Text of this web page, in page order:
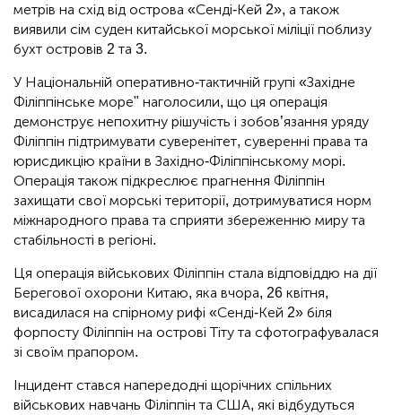
метрів на схід від острова «Сенді-Кей 2», а також
виявили сім суден китайської морської міліції поблизу
бухт островів 2 та 3.
У Національній оперативно-тактичній групі «Західне
Філіппінське море" наголосили, що ця операція
демонструє непохитну рішучість і зобов’язання уряду
Філіппін підтримувати суверенітет, суверенні права та
юрисдикцію країни в Західно-Філіппінському морі.
Операція також підкреслює прагнення Філіппін
захищати свої морські території, дотримуватися норм
міжнародного права та сприяти збереженню миру та
стабільності в регіоні.
Ця операція військових Філіппін стала відповіддю на дії
Берегової охорони Китаю, яка вчора, 26 квітня,
висадилася на спірному рифі «Сенді-Кей 2» біля
форпосту Філіппін на острові Тіту та сфотографувалася
зі своїм прапором.
Інцидент стався напередодні щорічних спільних
військових навчань Філіппін та США, які відбудуться